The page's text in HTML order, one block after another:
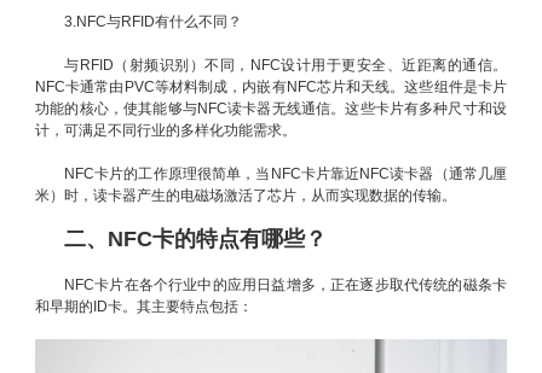
3.NFC与RFID有什么不同？
与RFID（射频识别）不同，NFC设计用于更安全、近距离的通信。
NFC卡通常由PVC等材料制成，内嵌有NFC芯片和天线。这些组件是卡片
功能的核心，使其能够与NFC读卡器无线通信。这些卡片有多种尺寸和设
计，可满足不同行业的多样化功能需求。
NFC卡片的工作原理很简单，当NFC卡片靠近NFC读卡器（通常几厘
米）时，读卡器产生的电磁场激活了芯片，从而实现数据的传输。
二、NFC卡的特点有哪些？
NFC卡片在各个行业中的应用日益增多，正在逐步取代传统的磁条卡
和早期的ID卡。其主要特点包括：